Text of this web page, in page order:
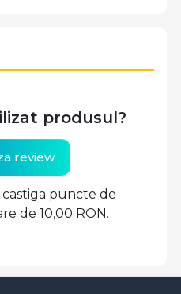
produsul?
review
castiga puncte de
de 10,00 RON.